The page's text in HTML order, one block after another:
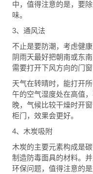
中，值得注意的是，要
味。
3、通风法
不止是要防潮，考虑健
阴雨天最好把朝南或东
需要打开下风方向的门
天气在转晴时，能打开
午的空气湿度处在高值
晚，气候比较干燥时开
柜门，效果会更好。
4、木炭吸附
木炭的主要元素构成是
制造防毒面具的材料。
环保问题，值得注意的